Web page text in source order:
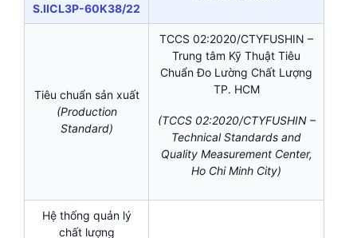
S.IICL3P-60K38/22
Tiêu chuẩn sản xuất
(Production
Standard)
TCCS 02:2020/CTYFUSHIN –
Trung tâm Kỹ Thuật Tiêu
Chuẩn Đo Lường Chất Lượng
TP. HCM
(TCCS 02:2020/CTYFUSHIN –
Technical Standards and
Quality Measurement Center,
Ho Chi Minh City)
Hệ thống quản lý
chất lượng